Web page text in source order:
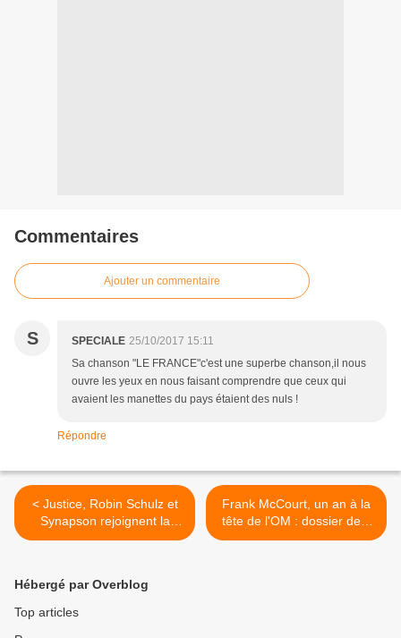
Commentaires
Ajouter un commentaire
S SPECIALE 25/10/2017 15:11
Sa chanson "LE FRANCE"c'est une superbe chanson,il nous
ouvre les yeux en nous faisant comprendre que ceux qui
avaient les manettes du pays étaient des nuls !
Répondre
< Justice, Robin Schulz et
Synapson rejoignent la
soirée Electro Shock à
Frank McCourt, un an à la
tête de l'OM : dossier de 6
pages dans L'Équipe. >
Hébergé par Overblog
Top articles